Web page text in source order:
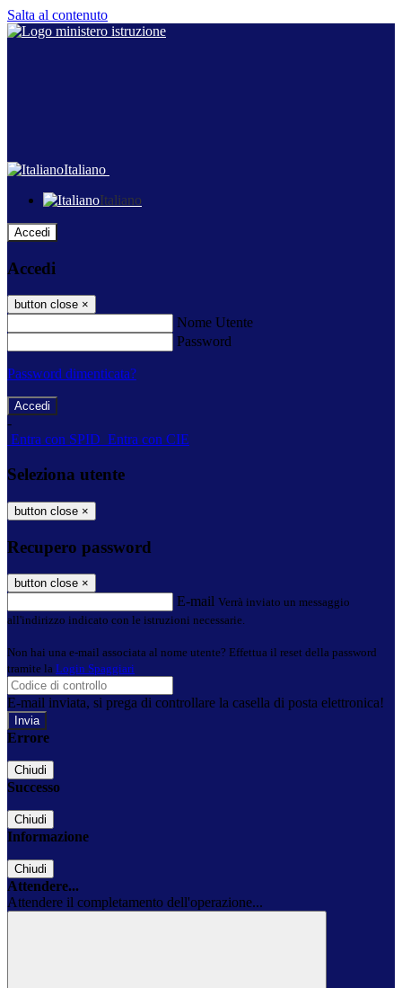
Salta al contenuto
Italiano
Italiano
Accedi
Accedi
button close ×
Nome Utente
Password
Password dimenticata?
-
Entra con SPID Entra con CIE
Seleziona utente
button close ×
Recupero password
button close ×
E-mail Verrà inviato un messaggio
all'indirizzo indicato con le istruzioni necessarie.
Non hai una e-mail associata al nome utente? Effettua il reset della password
tramite la Login Spaggiari
E-mail inviata, si prega di controllare la casella di posta elettronica!
Errore
Chiudi
Successo
Chiudi
Informazione
Chiudi
Attendere...
Attendere il completamento dell'operazione...